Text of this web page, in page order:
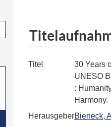
Titel
30 Years
UNESO
:
Harmony.
HerausgeberBieneck,